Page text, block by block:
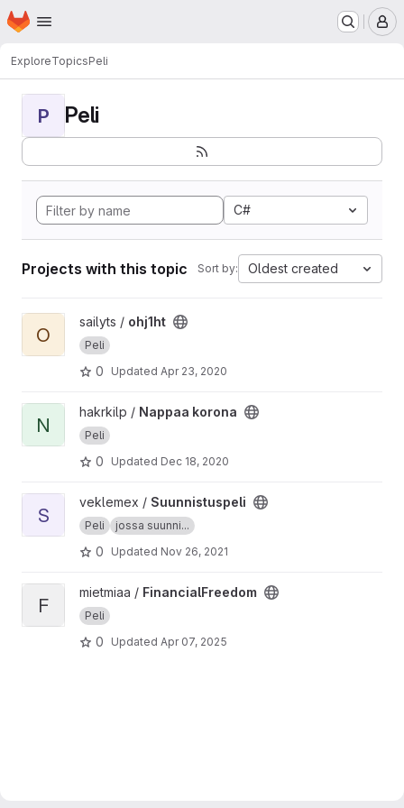
Skip to main content
Homepage
ExploreTopicsPeli
P Peli
C#
Projects with this topic Sort by: Oldest created
View ohj1ht project
O
sailyts / ohj1ht
Peli
0 Updated Apr 23, 2020
View Nappaa korona project
N
hakrkilp / Nappaa korona
Peli
0 Updated Dec 18, 2020
View Suunnistuspeli project
S
veklemex / Suunnistuspeli
Peli jossa suunni...
0 Updated Nov 26, 2021
View FinancialFreedom project
F
mietmiaa / FinancialFreedom
Peli
0 Updated Apr 07, 2025